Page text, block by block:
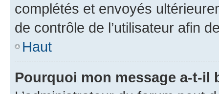
complétés et envoyés
de contrôle de l’utilisateur afin
Haut
Pourquoi mon message a-t-il